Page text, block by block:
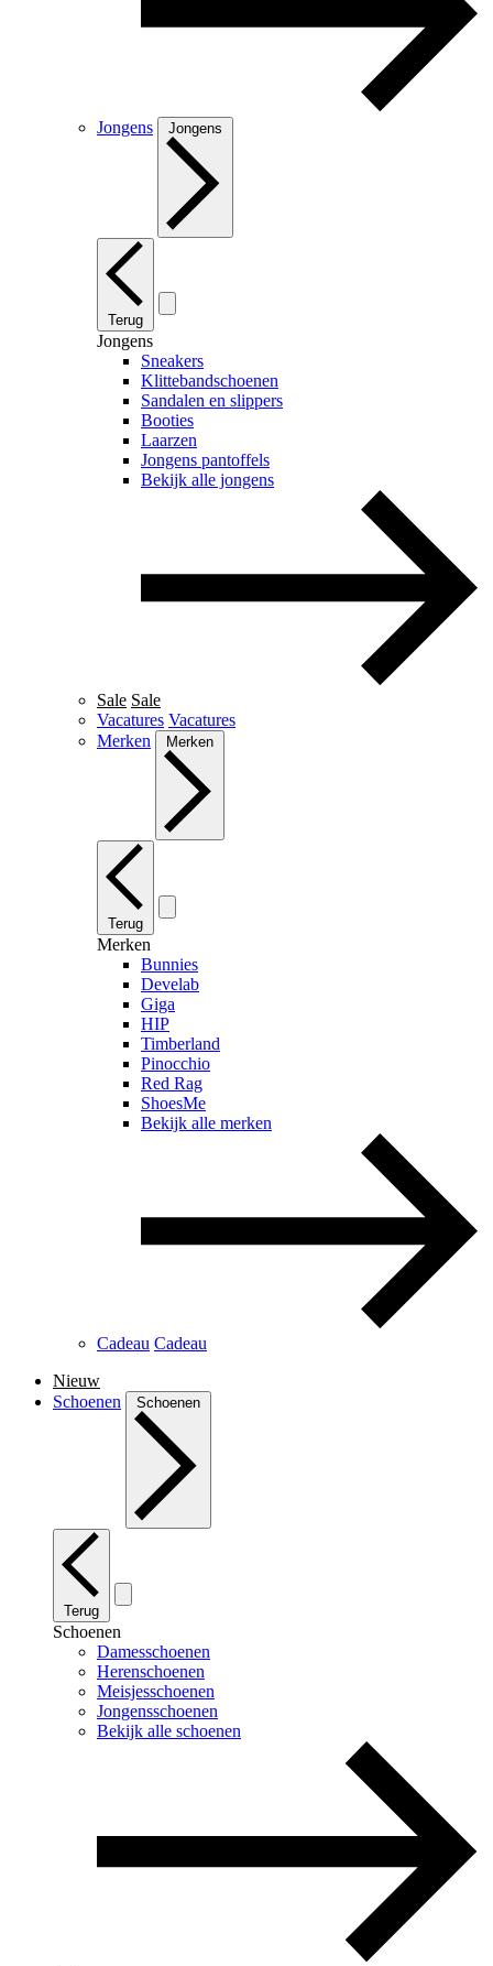
Jongens Jongens
Terug
Jongens
Sneakers
Klittebandschoenen
Sandalen en slippers
Booties
Laarzen
Jongens pantoffels
Bekijk alle jongens
Sale Sale
Vacatures Vacatures
Merken
Merken
Terug
Merken
Bunnies
Develab
Giga
HIP
Timberland
Pinocchio
Red Rag
ShoesMe
Bekijk alle merken
Cadeau Cadeau
Nieuw
Schoenen
Schoenen
Terug
Schoenen
Damesschoenen
Herenschoenen
Meisjesschoenen
Jongensschoenen
Bekijk alle schoenen